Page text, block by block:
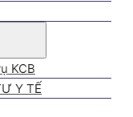
KCB
Y TẾ